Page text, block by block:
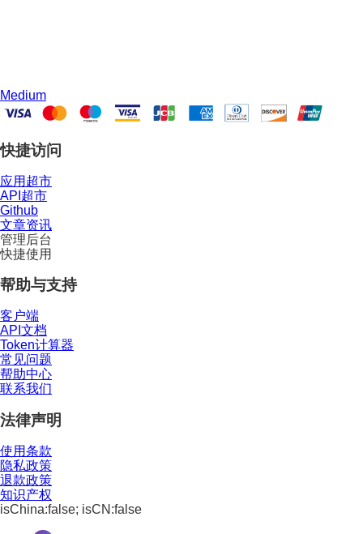
Medium
快捷访问
应用超市
API超市
Github
文章资讯
管理后台
快捷使用
帮助与支持
客户端
API文档
Token计算器
常见问题
帮助中心
联系我们
法律声明
使用条款
隐私政策
退款政策
知识产权
isChina:false; isCN:false